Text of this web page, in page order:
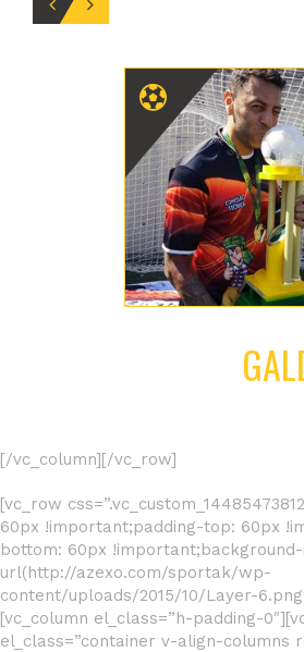
[/vc_column][/vc_row]
[vc_row
60px !important;padding-top: 60px
bottom: 60px !important;background-
url(http://azexo.com/sportak/wp-
content/uploads/2015/10/Layer-
[vc_column el_class=”h-padding-
el_class=”container v-align-columns